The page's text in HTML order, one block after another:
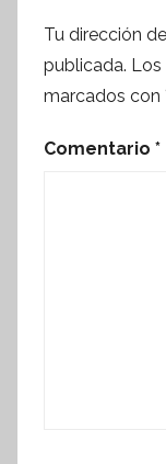
Tu dirección
publicada. Los
marcados con
Comentario *